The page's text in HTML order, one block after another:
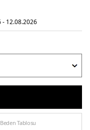
- 12.08.2026
Beden Tablosu